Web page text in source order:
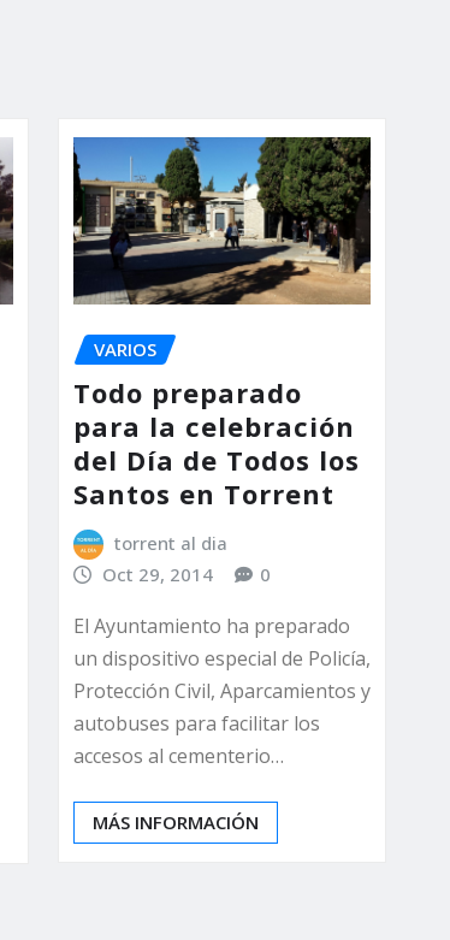
VARIOS
Todo preparado
para la celebración
del Día de Todos los
Santos en Torrent
torrent al dia
Oct 29, 2014
0
El Ayuntamiento ha preparado
un dispositivo especial de Policía,
Protección Civil, Aparcamientos y
autobuses para facilitar los
accesos al cementerio…
MÁS INFORMACIÓN